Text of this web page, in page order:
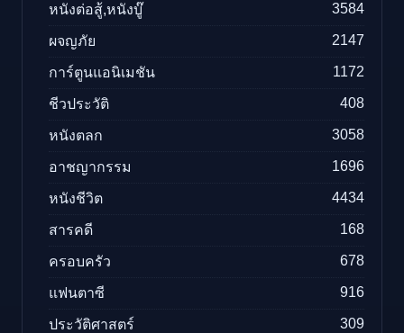
หนังต่อสู้,หนังบู๊ 3584
ผจญภัย 2147
การ์ตูนแอนิเมชัน 1172
ชีวประวัติ 408
หนังตลก 3058
อาชญากรรม 1696
หนังชีวิต 4434
สารคดี 168
ครอบครัว 678
แฟนตาซี 916
ประวัติศาสตร์ 309